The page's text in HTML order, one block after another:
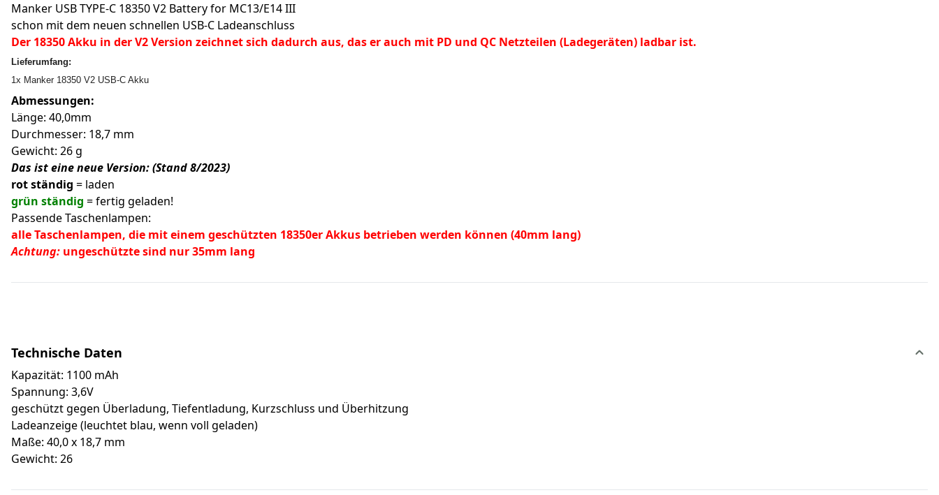
Manker USB TYPE-C 18350 V2 Battery for MC13/E14 III
schon mit dem neuen schnellen USB-C Ladeanschluss
Der 18350 Akku in der V2 Version zeichnet sich dadurch aus, das er auch mit PD und QC Netzteilen (Ladegeräten) ladbar ist.
Lieferumfang:
1x Manker 18350 V2 USB-C Akku
Abmessungen:
Länge: 40,0mm
Durchmesser: 18,7 mm
Gewicht: 26 g
Das ist eine neue Version: (Stand 8/2023)
rotständig = laden
grün ständig = fertig geladen!
Passende Taschenlampen:
alle Taschenlampen, die mit einem geschützten 18350er Akkus betrieben werden können (40mm lang)
Achtung: ungeschützte sind nur 35mm lang
Technische Daten
Kapazität: 1100 mAh
Spannung: 3,6V
geschützt gegen Überladung, Tiefentladung, Kurzschluss und Überhitzung
Ladeanzeige (leuchtet blau, wenn voll geladen)
Maße: 40,0 x 18,7 mm
Gewicht: 26